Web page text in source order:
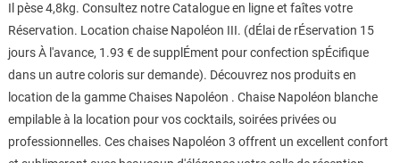
Il pèse 4,8kg. Consultez notre Catalogue en ligne et faîtes votre
Réservation. Location chaise Napoléon III. (dÉlai de rÉservation 15
jours À l'avance, 1.93 € de supplÉment pour confection spÉcifique
dans un autre coloris sur demande). Découvrez nos produits en
location de la gamme Chaises Napoléon . Chaise Napoléon blanche
empilable à la location pour vos cocktails, soirées privées ou
professionnelles. Ces chaises Napoléon 3 offrent un excellent confort